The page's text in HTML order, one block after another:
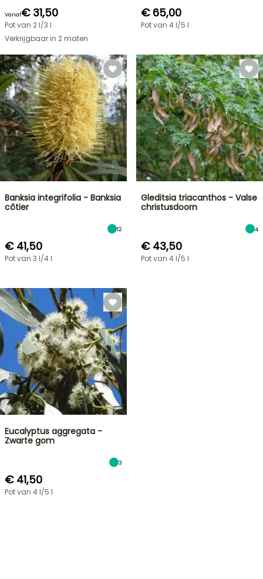
Vanaf€ 31,50
Pot van 2 l/3 l
Verkrijgbaar in 2 maten
€ 65,00
Pot van 4 l/5 l
Banksia integrifolia - Banksia
côtier
12
€ 41,50
Pot van 3 l/4 l
Gleditsia triacanthos - Valse
christusdoorn
4
€ 43,50
Pot van 4 l/5 l
Eucalyptus aggregata -
Zwarte gom
3
€ 41,50
Pot van 4 l/5 l